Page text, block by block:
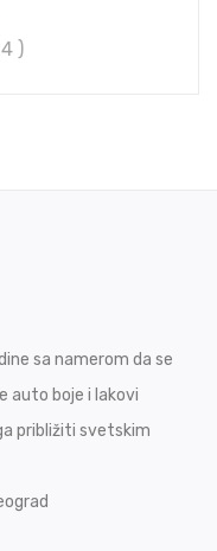
)
sa namerom da se
auto boje i lakovi
približiti svetskim